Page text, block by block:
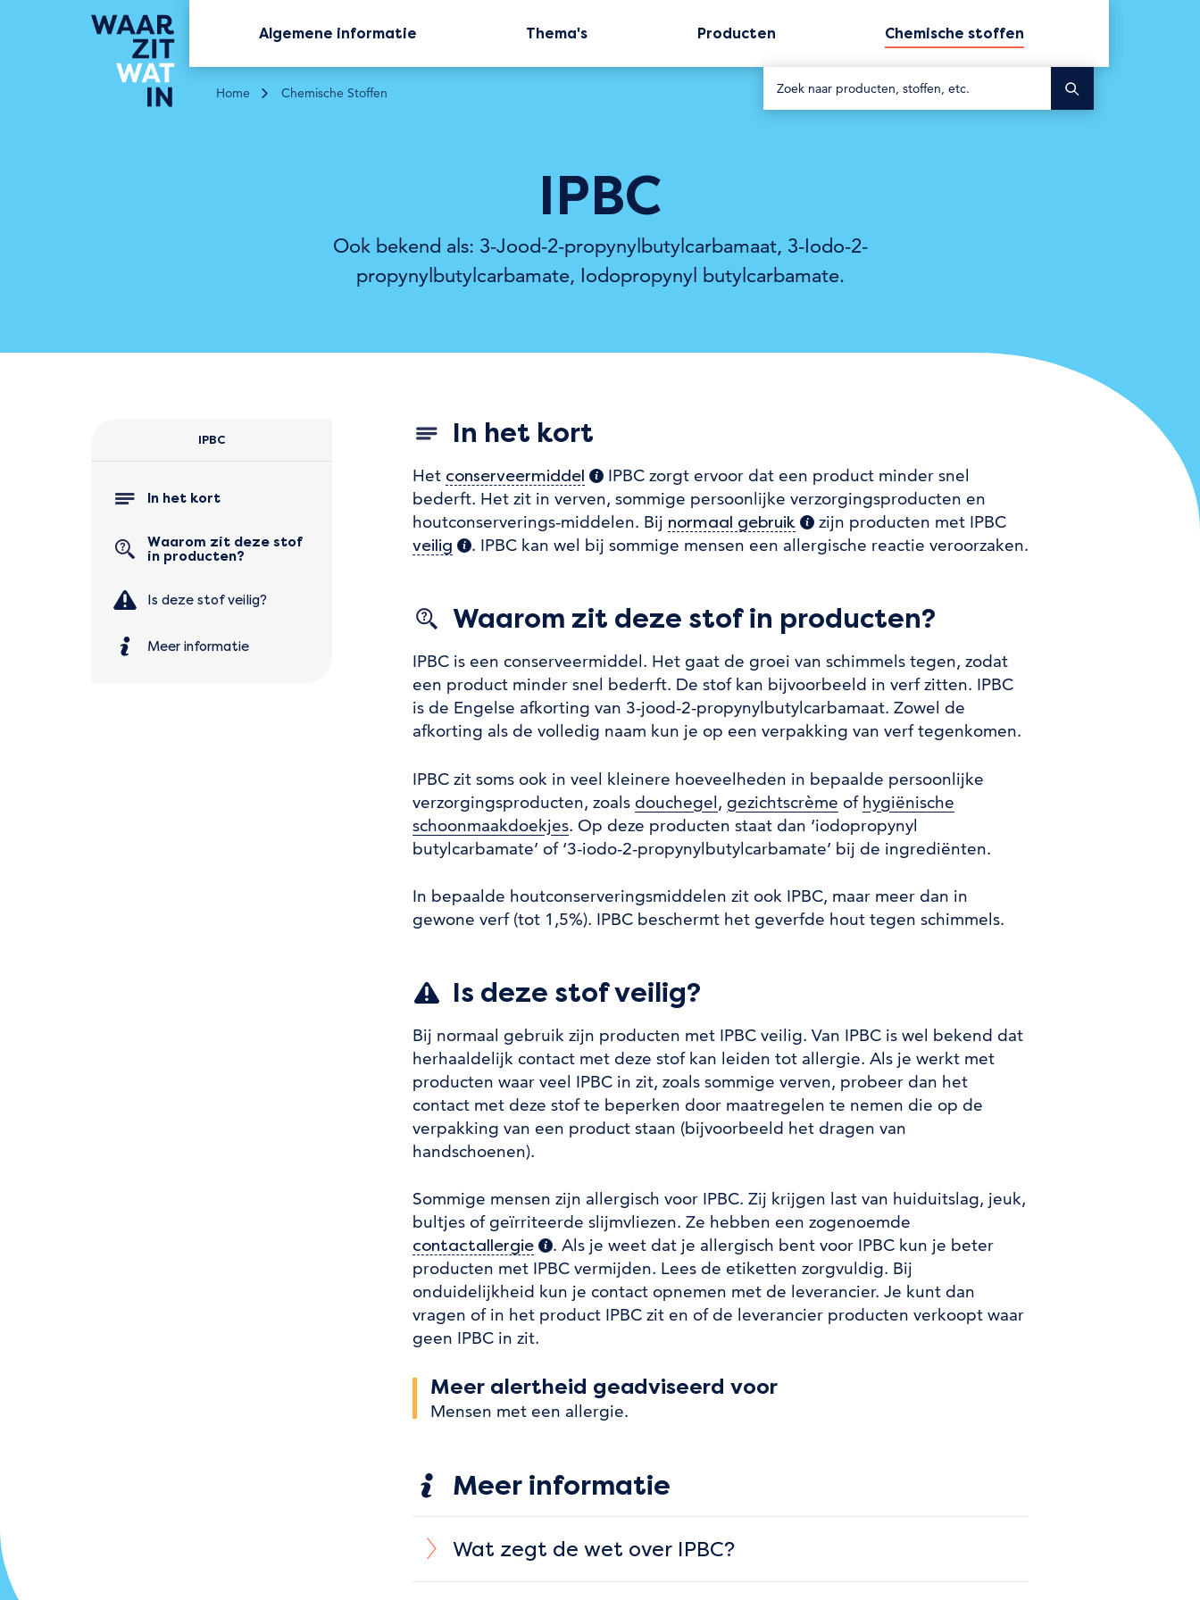
Algemene informatie Thema's Producten Chemische stoffen
Zoek
Home Chemische Stoffen
IPBC
Ook bekend als: 3-Jood-2-propynylbutylcarbamaat, 3-Iodo-2-
propynylbutylcarbamate, Iodopropynyl butylcarbamate.
IPBC
In het kort
Waarom zit deze stof
in producten?
Is deze stof veilig?
Meer informatie
In het kort
Het conserveermiddel (extra informatie)
IPBC zorgt ervoor dat een product minder snel
bederft. Het zit in verven, sommige persoonlijke verzorgingsproducten en
houtconserverings-middelen. Bij normaal gebruik (extra informatie)
zijn producten met IPBC
veilig (extra informatie)
. IPBC kan wel bij sommige mensen een allergische reactie veroorzaken.
Waarom zit deze stof in producten?
IPBC is een conserveermiddel. Het gaat de groei van schimmels tegen, zodat
een product minder snel bederft. De stof kan bijvoorbeeld in verf zitten. IPBC
is de Engelse afkorting van 3-jood-2-propynylbutylcarbamaat. Zowel de
afkorting als de volledig naam kun je op een verpakking van verf tegenkomen.
IPBC zit soms ook in veel kleinere hoeveelheden in bepaalde persoonlijke
verzorgingsproducten, zoals douchegel, gezichtscrème of hygiënische
schoonmaakdoekjes. Op deze producten staat dan ‘iodopropynyl
butylcarbamate’ of ‘3-iodo-2-propynylbutylcarbamate’ bij de ingrediënten.
In bepaalde houtconserveringsmiddelen zit ook IPBC, maar meer dan in
gewone verf (tot 1,5%). IPBC beschermt het geverfde hout tegen schimmels.
Is deze stof veilig?
Bij normaal gebruik zijn producten met IPBC veilig. Van IPBC is wel bekend dat
herhaaldelijk contact met deze stof kan leiden tot allergie. Als je werkt met
producten waar veel IPBC in zit, zoals sommige verven, probeer dan het
contact met deze stof te beperken door maatregelen te nemen die op de
verpakking van een product staan (bijvoorbeeld het dragen van
handschoenen).
Sommige mensen zijn allergisch voor IPBC. Zij krijgen last van huiduitslag, jeuk,
bultjes of geïrriteerde slijmvliezen. Ze hebben een zogenoemde
contactallergie (extra informatie)
. Als je weet dat je allergisch bent voor IPBC kun je beter
producten met IPBC vermijden. Lees de etiketten zorgvuldig. Bij
onduidelijkheid kun je contact opnemen met de leverancier. Je kunt dan
vragen of in het product IPBC zit en of de leverancier producten verkoopt waar
geen IPBC in zit.
Meer alertheid geadviseerd voor
Mensen met een allergie.
Meer informatie
Wat zegt de wet over IPBC?